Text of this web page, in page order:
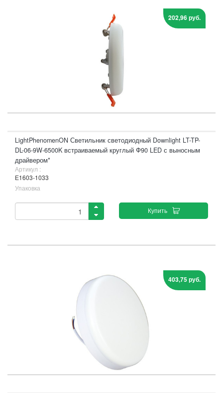
202,96 руб.
LightPhenomenON Светильник светодиодный Downlight LT-TP-
DL-06-9W-6500K встраиваемый круглый Ф90 LED с выносным
драйвером*
Артикул :
Е1603-1033
Упаковка
Купить
403,75 руб.